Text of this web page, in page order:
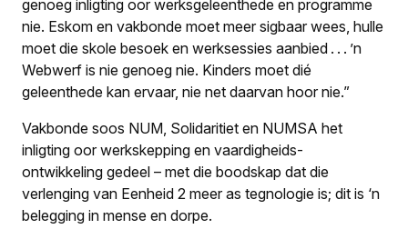
genoeg inligting oor werksgeleenthede en programme
nie. Eskom en vakbonde moet meer sigbaar wees, hulle
moet die skole besoek en werksessies aanbied . . . ’n
Webwerf is nie genoeg nie. Kinders moet dié
geleenthede kan ervaar, nie net daarvan hoor nie.”
Vakbonde soos NUM, Solidaritiet en NUMSA het
inligting oor werkskepping en vaardigheids-
ontwikkeling gedeel – met die boodskap dat die
verlenging van Eenheid 2 meer as tegnologie is; dit is ‘n
belegging in mense en dorpe.